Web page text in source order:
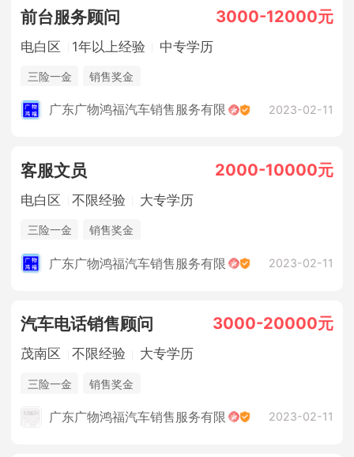
前台服务顾问 3000-12000元
电白区 1年以上经验 中专学历
三险一金 销售奖金
广东广物鸿福汽车销售服务有限 2023-02-11
客服文员 2000-10000元
电白区 不限经验 大专学历
三险一金 销售奖金
广东广物鸿福汽车销售服务有限 2023-02-11
汽车电话销售顾问 3000-20000元
茂南区 不限经验 大专学历
三险一金 销售奖金
广东广物鸿福汽车销售服务有限 2023-02-11